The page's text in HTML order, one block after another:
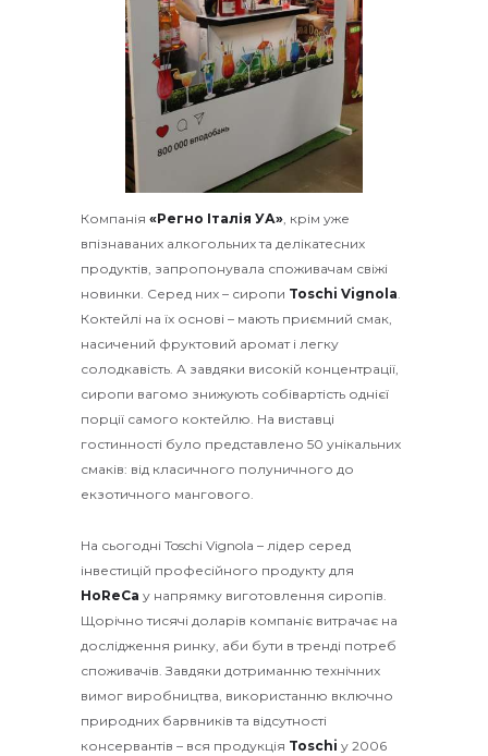
Компанія «Регно Італія УА», крім уже
впізнаваних алкогольних та делікатесних
продуктів, запропонувала споживачам свіжі
новинки. Серед них – сиропи Toschi Vignola.
Коктейлі на їх основі – мають приємний смак,
насичений фруктовий аромат і легку
солодкавість. А завдяки високій концентрації,
сиропи вагомо знижують собівартість однієї
порції самого коктейлю. На виставці
гостинності було представлено 50 унікальних
смаків: від класичного полуничного до
екзотичного мангового.
На сьогодні Toschi Vignola – лідер серед
інвестицій професійного продукту для
HoReCa у напрямку виготовлення сиропів.
Щорічно тисячі доларів компаніє витрачає на
дослідження ринку, аби бути в тренді потреб
споживачів. Завдяки дотриманню технічних
вимог виробництва, використанню включно
природних барвників та відсутності
консервантів – вся продукція Toschi у 2006